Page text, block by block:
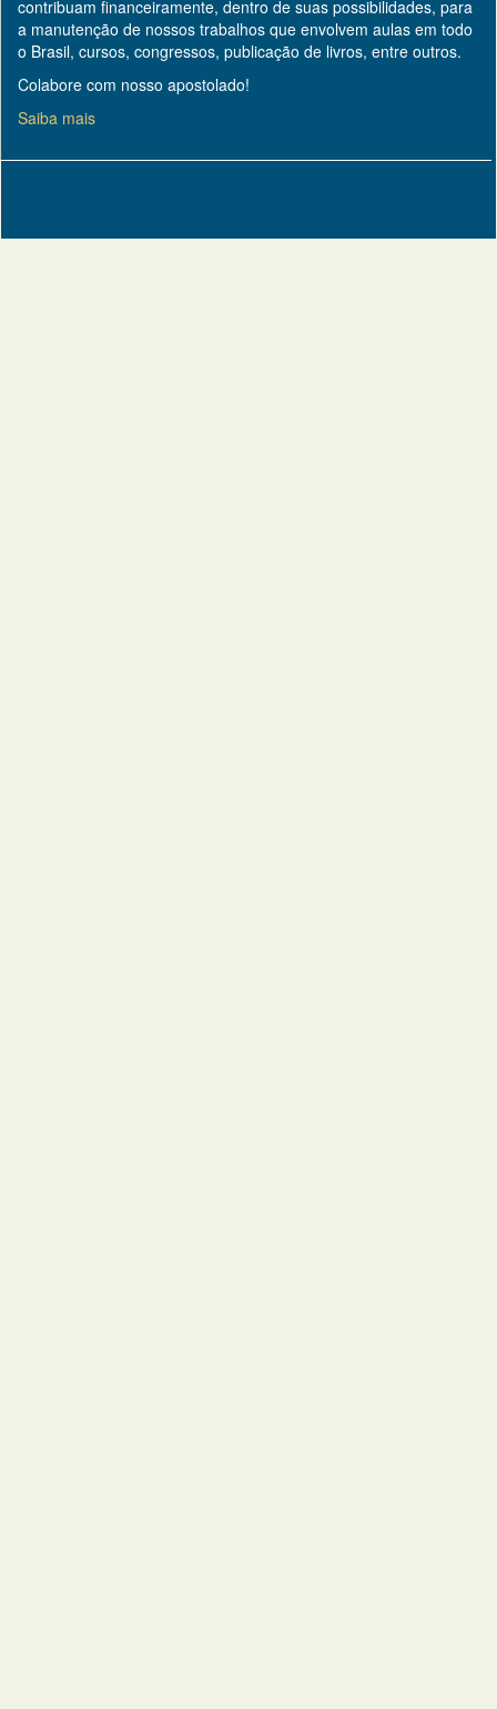
contribuam financeiramente, dentro de suas possibilidades, para
a manutenção de nossos trabalhos que envolvem aulas em todo
o Brasil, cursos, congressos, publicação de livros, entre outros.
Colabore com nosso apostolado!
Saiba mais